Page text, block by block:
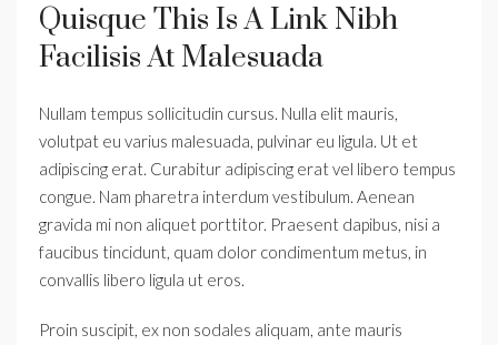
Quisque This Is A Link Nibh
Facilisis At Malesuada
Nullam tempus sollicitudin cursus. Nulla elit mauris,
volutpat eu varius malesuada, pulvinar eu ligula. Ut et
adipiscing erat. Curabitur adipiscing erat vel libero tempus
congue. Nam pharetra interdum vestibulum. Aenean
gravida mi non aliquet porttitor. Praesent dapibus, nisi a
faucibus tincidunt, quam dolor condimentum metus, in
convallis libero ligula ut eros.
Proin suscipit, ex non sodales aliquam, ante mauris